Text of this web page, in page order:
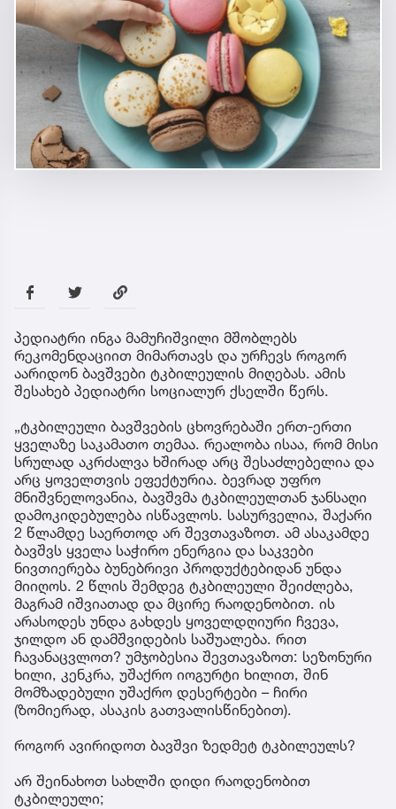
პედიატრი ინგა მამუჩიშვილი მშობლებს
რეკომენდაციით მიმართავს და ურჩევს როგორ
აარიდონ ბავშვები ტკბილეულის მიღებას. ამის
შესახებ პედიატრი სოციალურ ქსელში წერს.
„ტკბილეული ბავშვების ცხოვრებაში ერთ-ერთი
ყველაზე საკამათო თემაა. რეალობა ისაა, რომ მისი
სრულად აკრძალვა ხშირად არც შესაძლებელია და
არც ყოველთვის ეფექტურია. ბევრად უფრო
მნიშვნელოვანია, ბავშვმა ტკბილეულთან ჯანსაღი
დამოკიდებულება ისწავლოს. სასურველია, შაქარი
2 წლამდე საერთოდ არ შევთავაზოთ. ამ ასაკამდე
ბავშვს ყველა საჭირო ენერგია და საკვები
ნივთიერება ბუნებრივი პროდუქტებიდან უნდა
მიიღოს. 2 წლის შემდეგ ტკბილეული შეიძლება,
მაგრამ იშვიათად და მცირე რაოდენობით. ის
არასოდეს უნდა გახდეს ყოველდღიური ჩვევა,
ჯილდო ან დამშვიდების საშუალება. რით
ჩავანაცვლოთ? უმჯობესია შევთავაზოთ: სეზონური
ხილი, კენკრა, უშაქრო იოგურტი ხილით, შინ
მომზადებული უშაქრო დესერტები – ჩირი
(ზომიერად, ასაკის გათვალისწინებით).
როგორ ავირიდოთ ბავშვი ზედმეტ ტკბილეულს?
არ შეინახოთ სახლში დიდი რაოდენობით
ტკბილეული;